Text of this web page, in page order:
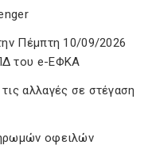
Πέμπτη 10/09/2026
του e-ΕΦΚΑ
αλλαγές σε στέγαση
οφειλών